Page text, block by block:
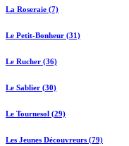
La Roseraie (7)
Le Petit-Bonheur (31)
Le Rucher (36)
Le Sablier (30)
Le Tournesol (29)
Les Jeunes Découvreurs (79)